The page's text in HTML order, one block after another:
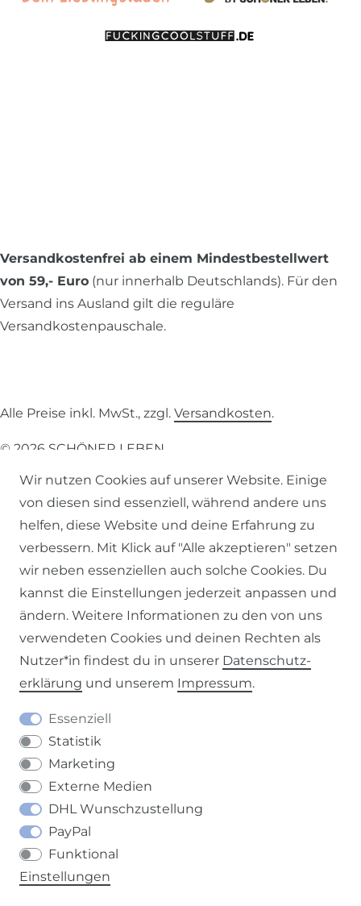
Versandkostenfrei ab einem Mindestbestellwert
von 59,- Euro (nur innerhalb Deutschlands). Für den
Versand ins Ausland gilt die reguläre
Versandkostenpauschale.
Alle Preise inkl. MwSt., zzgl. Versandkosten.
© 2026 SCHÖNER LEBEN.
Impressum Daten­schutz­erklärung AGB
Barrierefreiheitserklärung Widerrufs­recht
VERTRAG WIDERRUFEN
Wir nutzen Cookies auf unserer Website. Einige
von diesen sind essenziell, während andere uns
helfen, diese Website und deine Erfahrung zu
verbessern. Mit Klick auf "Alle akzeptieren" setzen
wir neben essenziellen auch solche Cookies. Du
kannst die Einstellungen jederzeit anpassen und
ändern. Weitere Informationen zu den von uns
verwendeten Cookies und deinen Rechten als
Nutzer*in findest du in unserer Daten­schutz­
erklärung und unserem Impressum.
Essenziell
Statistik
Marketing
Externe Medien
DHL Wunschzustellung
PayPal
Funktional
Einstellungen